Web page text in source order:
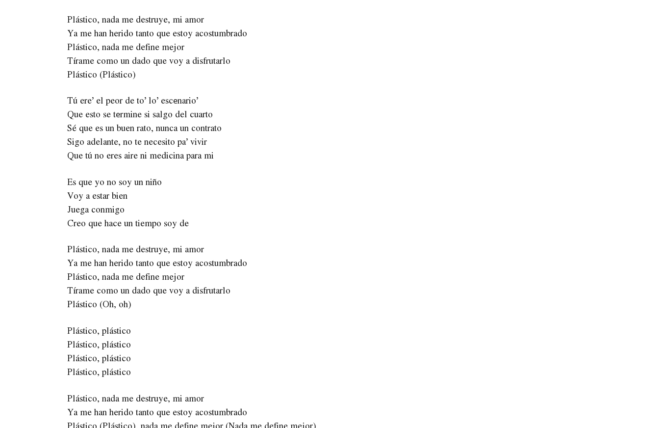
Plástico, nada me destruye, mi amor
Ya me han herido tanto que estoy acostumbrado
Plástico, nada me define mejor
Tírame como un dado que voy a disfrutarlo
Plástico (Plástico)
Tú ere’ el peor de to’ lo’ escеnario’
Que esto se tеrmine si salgo del cuarto
Sé que es un buen rato, nunca un contrato
Sigo adelante, no te necesito pa’ vivir
Que tú no eres aire ni medicina para mi
Es que yo no soy un niño
Voy a estar bien
Juega conmigo
Creo que hace un tiempo soy de
Plástico, nada me destruye, mi amor
Ya me han herido tanto que estoy acostumbrado
Plástico, nada me define mejor
Tírame como un dado que voy a disfrutarlo
Plástico (Oh, oh)
Plástico, plástico
Plástico, plástico
Plástico, plástico
Plástico, plástico
Plástico, nada me destruye, mi amor
Ya me han herido tanto que estoy acostumbrado
Plástico (Plástico), nada me define mejor (Nada me define mejor)